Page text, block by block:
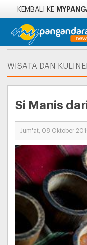
KEMBALI KE
WISATA DAN
Si Manis
Jum'at, 08 Oktober